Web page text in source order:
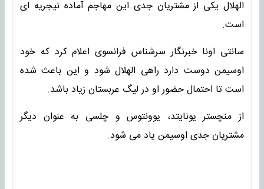
الهلال یکی از مشتریان جدی این مهاجم آماده نیجریه ای
است.
سانتی اونا خبرنگار سرشناس فرانسوی اعلام کرد که خود
اوسیمن دوست دارد راهی الهلال شود و این باعث شده
است تا احتمال حضور او در لیگ عربستان زیاد باشد.
از منچستر یونایتد، یوونتوس و چلسی به عنوان دیگر
مشتریان جدی اوسیمن یاد می شود.